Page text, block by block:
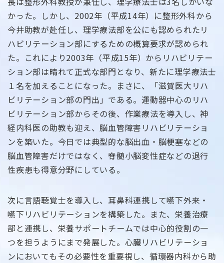
かった。しかし、2002年（平成14年）に整形外科から
今井助教が赴任し、理学療法部を公にも認められたリ
ハビリテーション部にするための概算要求が認められ
た。これにより2003年（平成15年）からリハビリテー
ション部は晴れて正式な部門となり、新たに理学療法士
１名を加えることになった。まさに、「滋賀医大リハ
ビリテーション部の門出」である。運動器中心のリハ
ビリテーション部からその後、作業療法を導入し、神
経内科医の助教も迎え、脳血管障害リハビリテーショ
ンを築いた。今日では典型的な脳出血・脳梗塞などの
脳血管障害だけではなく、脊髄小脳変性症などの退行
性疾患も得意分野にしている。
次に言語聴覚士を導入し、耳鼻科連携して嚥下外来・
嚥下リハビリテーションを構築した。また、栄養治療
部と連携し、栄養サポートチームでは中心的役割の一
つを担うようにまで発展した。心臓リハビリテーショ
ンにおいてもその必要性を重要視し、循環器内科から助